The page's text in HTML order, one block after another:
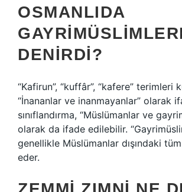
OSMANLIDA
DENIRDI?
“Kafirun”, “kuffâr”, “kafere” terimleri
“İnananlar ve inanmayanlar” olarak
sınıflandırma, “Müslümanlar ve
olarak da ifade edilebilir.
genellikle Müslümanlar dışındaki
eder.